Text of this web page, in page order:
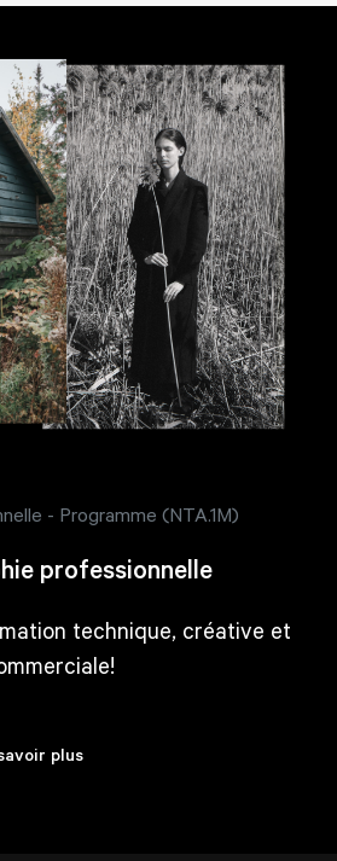
- Programme (NTA.1M)
professionnelle
technique, créative et
plus